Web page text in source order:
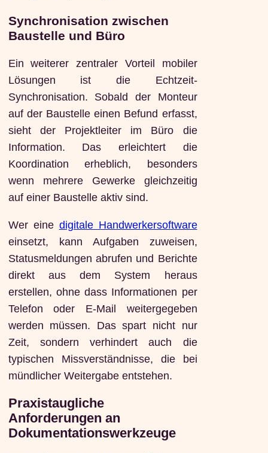
Synchronisation zwischen
Baustelle und Büro
Ein weiterer zentraler Vorteil mobiler
Lösungen ist die Echtzeit-
Synchronisation. Sobald der Monteur
auf der Baustelle einen Befund erfasst,
sieht der Projektleiter im Büro die
Information. Das erleichtert die
Koordination erheblich, besonders
wenn mehrere Gewerke gleichzeitig
auf einer Baustelle aktiv sind.
Wer eine digitale Handwerkersoftware
einsetzt, kann Aufgaben zuweisen,
Statusmeldungen abrufen und Berichte
direkt aus dem System heraus
erstellen, ohne dass Informationen per
Telefon oder E-Mail weitergegeben
werden müssen. Das spart nicht nur
Zeit, sondern verhindert auch die
typischen Missverständnisse, die bei
mündlicher Weitergabe entstehen.
Praxistaugliche
Anforderungen an
Dokumentationswerkzeuge